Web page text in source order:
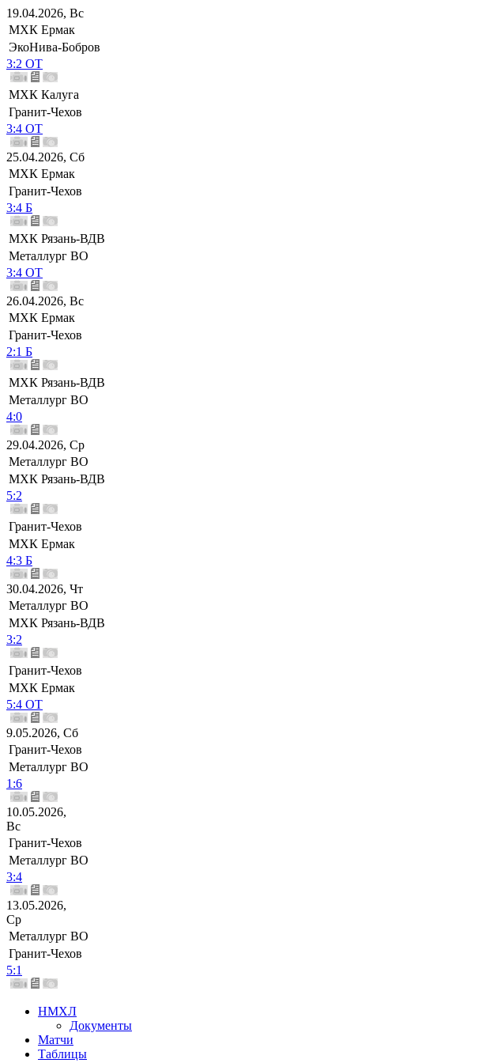
19.04.2026, Вс
МХК Ермак
ЭкоНива-Бобров
3:2 ОТ
МХК Калуга
Гранит-Чехов
3:4 ОТ
25.04.2026, Сб
МХК Ермак
Гранит-Чехов
3:4 Б
МХК Рязань-ВДВ
Металлург ВО
3:4 ОТ
26.04.2026, Вс
МХК Ермак
Гранит-Чехов
2:1 Б
МХК Рязань-ВДВ
Металлург ВО
4:0
29.04.2026, Ср
Металлург ВО
МХК Рязань-ВДВ
5:2
Гранит-Чехов
МХК Ермак
4:3 Б
30.04.2026, Чт
Металлург ВО
МХК Рязань-ВДВ
3:2
Гранит-Чехов
МХК Ермак
5:4 ОТ
9.05.2026, Сб
Гранит-Чехов
Металлург ВО
1:6
10.05.2026,
Вс
Гранит-Чехов
Металлург ВО
3:4
13.05.2026,
Ср
Металлург ВО
Гранит-Чехов
5:1
НМХЛ
Документы
Матчи
Таблицы